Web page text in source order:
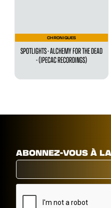
CHRONIQUES
SPOTLIGHTS - ALCHEMY FOR THE DEAD
- (IPECAC RECORDINGS)
ABONNEZ-VOUS À